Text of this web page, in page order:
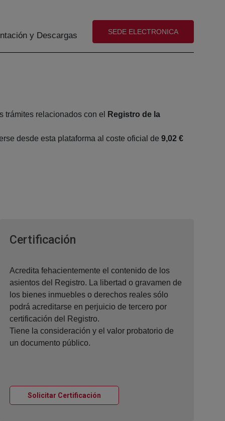
y Descargas (abre en nueva ventana)
SEDE ELECTRONICA
relacionados con el Registro de la
desde esta plataforma al coste oficial de 9,02 €
Certificación
Acredita fehacientemente el contenido de los
asientos del Registro. La libertad o gravamen de
los bienes inmuebles o derechos reales sólo
podrá acreditarse en perjuicio de tercero por
certificación del Registro.
Tiene la consideración y el valor probatorio de
un documento público.
Solicitar Certificación